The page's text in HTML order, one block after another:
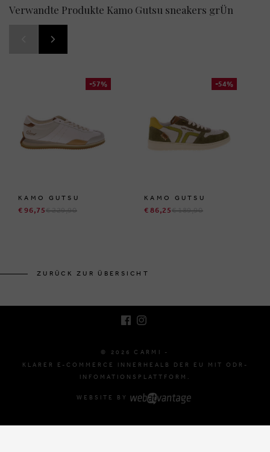
Verwandte Produkte Kamo Gutsu sneakers grÜn
-57%
KAMO GUTSU
€ 96,75€ 229,90
-54%
KAMO GUTSU
€ 86,25€ 189,90
ZURÜCK ZUR ÜBERSICHT
© 2026 CARMI -
KLARER E-COMMERCE INNERHEALB DER EU MIT ODR-
INFOMATIONSPLATTFORM.
WEBSITE BY